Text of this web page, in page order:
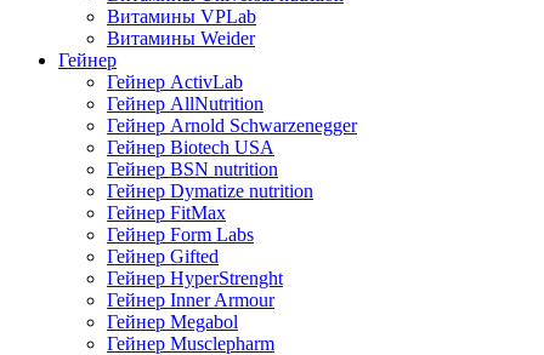
Витамины VPLab
Витамины Weider
Гейнер
Гейнер ActivLab
Гейнер AllNutrition
Гейнер Arnold Schwarzenegger
Гейнер Biotech USA
Гейнер BSN nutrition
Гейнер Dymatize nutrition
Гейнер FitMax
Гейнер Form Labs
Гейнер Gifted
Гейнер HyperStrenght
Гейнер Inner Armour
Гейнер Megabol
Гейнер Musclepharm